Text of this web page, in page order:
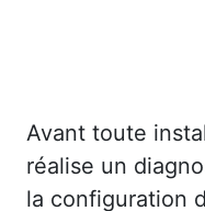
Avant toute
réalise un
la configuration